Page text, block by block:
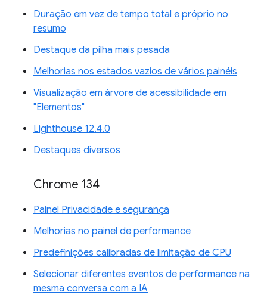
Duração em vez de tempo total e próprio no
resumo
Destaque da pilha mais pesada
Melhorias nos estados vazios de vários painéis
Visualização em árvore de acessibilidade em
"Elementos"
Lighthouse 12.4.0
Destaques diversos
Chrome 134
Painel Privacidade e segurança
Melhorias no painel de performance
Predefinições calibradas de limitação de CPU
Selecionar diferentes eventos de performance na
mesma conversa com a IA